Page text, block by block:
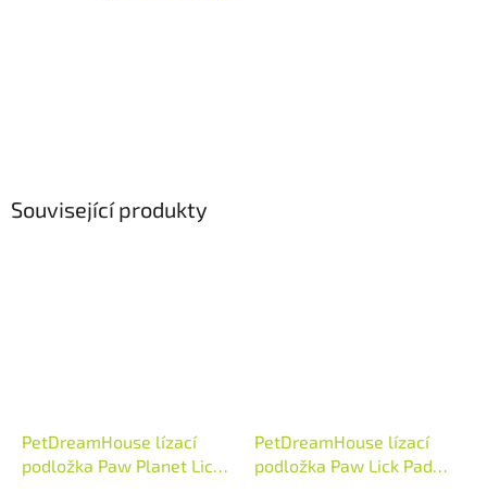
Související produkty
PetDreamHouse lízací
podložka Paw Planet Lick
PetDreamHouse lízací
podložka Paw Lick Pad